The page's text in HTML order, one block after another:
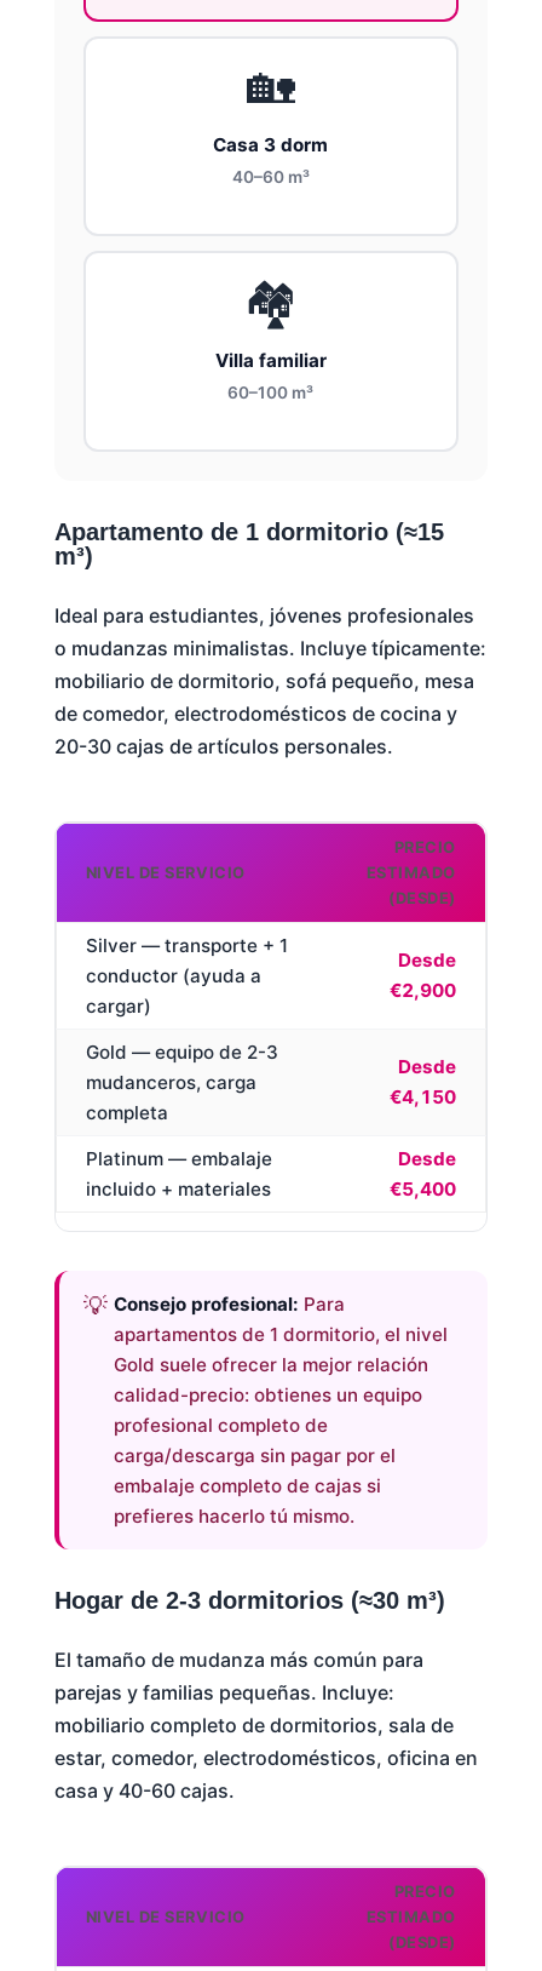
🏡
Casa 3 dorm
40–60 m³
🏘️
Villa familiar
60–100 m³
Apartamento de 1 dormitorio (≈15
m³)
Ideal para estudiantes, jóvenes profesionales
o mudanzas minimalistas. Incluye típicamente:
mobiliario de dormitorio, sofá pequeño, mesa
de comedor, electrodomésticos de cocina y
20-30 cajas de artículos personales.
NIVEL DE SERVICIO
PRECIO
ESTIMADO
(DESDE)
Silver — transporte + 1
conductor (ayuda a
cargar)
Desde
€2,900
Gold — equipo de 2-3
mudanceros, carga
completa
Desde
€4,150
Platinum — embalaje
incluido + materiales
Desde
€5,400
Consejo profesional: Para
apartamentos de 1 dormitorio, el nivel
Gold suele ofrecer la mejor relación
calidad-precio: obtienes un equipo
profesional completo de
carga/descarga sin pagar por el
embalaje completo de cajas si
prefieres hacerlo tú mismo.
Hogar de 2-3 dormitorios (≈30 m³)
El tamaño de mudanza más común para
parejas y familias pequeñas. Incluye:
mobiliario completo de dormitorios, sala de
estar, comedor, electrodomésticos, oficina en
casa y 40-60 cajas.
NIVEL DE SERVICIO
PRECIO
ESTIMADO
(DESDE)